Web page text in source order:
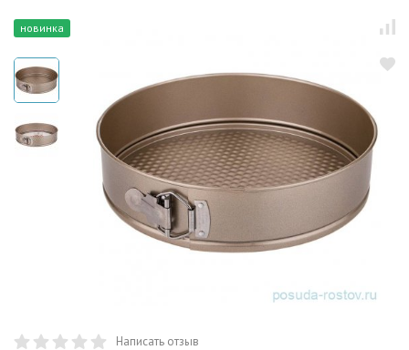
новинка
Написать отзыв